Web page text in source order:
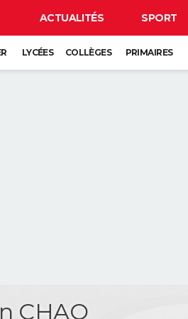
ACTUALITÉS SPORT
LYCÉES COLLÈGES PRIMAIRES
CHAO